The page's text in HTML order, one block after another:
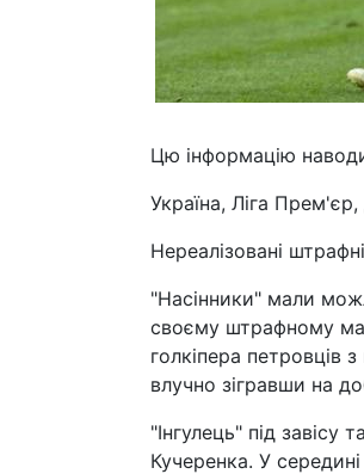
Цю інформацію
Україна, Ліга
Нереалізовані
"Насінники" мали
своєму штрафному
голкіпера петровців
влучно зігравши на
"Інгулець" під
Кучеренка. У